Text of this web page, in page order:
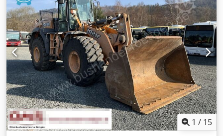
1 / 15